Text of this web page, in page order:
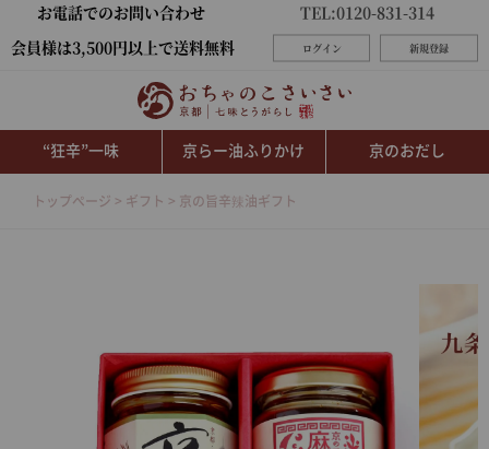
お電話でのお問い合わせ
TEL:0120-831-314
会員様は3,500円以上で送料無料
ログイン 新規登録
“狂辛”一味 京らー油ふりかけ 京のおだし
トップページ ギフト 京の旨辛辣油ギフト